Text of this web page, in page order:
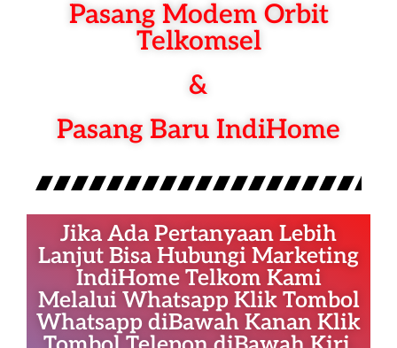
Pasang Modem Orbit
Telkomsel
&
Pasang Baru IndiHome
Jika Ada Pertanyaan Lebih
Lanjut Bisa Hubungi Marketing
IndiHome Telkom Kami
Melalui Whatsapp Klik Tombol
Whatsapp diBawah Kanan Klik